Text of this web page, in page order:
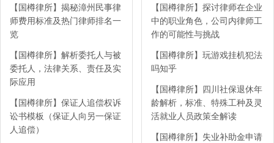
【国樽律所】揭秘漳州民事律
师费用标准及热门律师排名一
览
【国樽律所】解析委托人与被
委托人，法律关系、责任及实
际应用
【国樽律所】保证人追偿权诉
讼书模板（保证人向另一保证
人追偿）
【国樽律所】探讨律师在企业
中的职业角色，公司内律师工
作的可能性与挑战
【国樽律所】玩游戏挂机犯法
吗知乎
【国樽律所】四川社保退休年
龄解析，标准、特殊工种及灵
活就业人员政策全解读
【国樽律所】失业补助金申请